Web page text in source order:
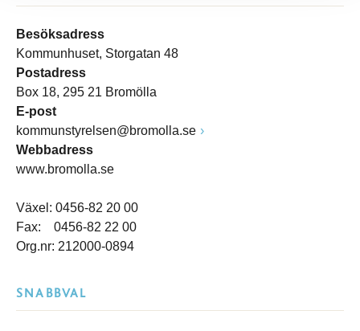
Besöksadress
Kommunhuset, Storgatan 48
Postadress
Box 18, 295 21 Bromölla
E-post
kommunstyrelsen@bromolla.se
Webbadress
www.bromolla.se
Växel: 0456-82 20 00
Fax: 0456-82 22 00
Org.nr: 212000-0894
SNABBVAL